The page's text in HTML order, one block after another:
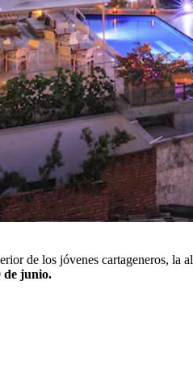
de los jóvenes cartageneros,
de junio.